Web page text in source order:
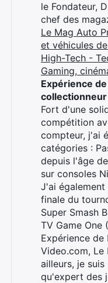
le Fondateur,
chef des
Le Mag Auto
et véhicules
High-Tech -
Gaming,
Expérience
Fort d'une
compétition
compteur, j'ai
catégories :
depuis l'âge
sur consoles
J'ai
finale du
Super Smash
TV Game One
Expérience
Video.com, Le
ailleurs, je
qu'expert des